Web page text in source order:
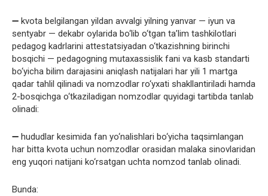
➖ kvota belgilangan yildan avvalgi yilning yanvar — iyun va
sentyabr — dekabr oylarida bo‘lib o‘tgan ta’lim tashkilotlari
pedagog kadrlarini attestatsiyadan o‘tkazishning birinchi
bosqichi — pedagogning mutaxassislik fani va kasb standarti
bo‘yicha bilim darajasini aniqlash natijalari har yili 1 martga
qadar tahlil qilinadi va nomzodlar ro‘yxati shakllantiriladi hamda
2-bosqichga o‘tkaziladigan nomzodlar quyidagi tartibda tanlab
olinadi:
➖ hududlar kesimida fan yo‘nalishlari bo‘yicha taqsimlangan
har bitta kvota uchun nomzodlar orasidan malaka sinovlaridan
eng yuqori natijani ko‘rsatgan uchta nomzod tanlab olinadi.
Bunda: